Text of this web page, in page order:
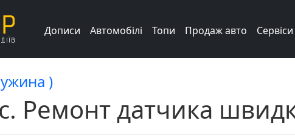
Дописи Автомобілі Топи Продаж авто
)
Ремонт датчика